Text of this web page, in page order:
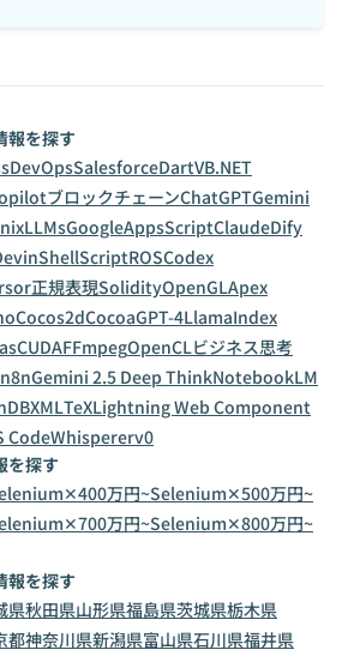
報を探す
DevOpsSalesforceDartVB.NET
ブロックチェーンChatGPTGemini
LLMsGoogleAppsScriptClaudeDify
ShellScriptROSCodex
正規表現SolidityOpenGLApex
Cocos2dCocoaGPT-4LlamaIndex
CUDAFFmpegOpenCLビジネス思考
n8nGemini 2.5 Deep ThinkNotebookLM
XMLTeXLightning Web Component
CodeWhispererv0
を探す
万円~Selenium✕500万円~
万円~Selenium✕800万円~
報を探す
県秋田県山形県福島県茨城県栃木県
都神奈川県新潟県富山県石川県福井県